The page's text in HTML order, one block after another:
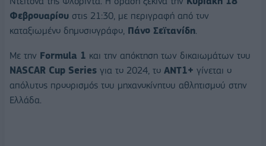
Φεβρουαρίου στις 21:30, με περιγραφή από τον
καταξιωμένο δημοσιογράφο, Πάνο Σεϊτανίδη.
Με την Formula 1 και την απόκτηση των δικαιωμάτων του
NASCAR Cup Series για το 2024, το ΑΝΤ1+ γίνεται ο
απόλυτος προορισμός του μηχανοκίνητου αθλητισμού στην
Ελλάδα.